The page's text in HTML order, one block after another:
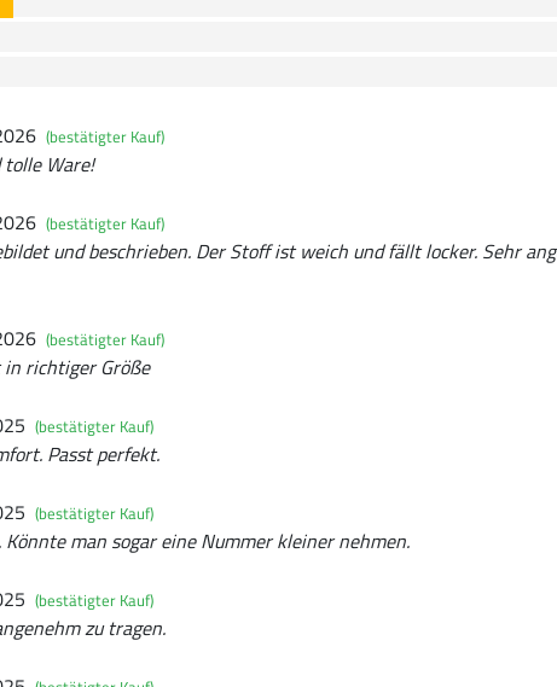
(bestätigter Kauf)
tolle Ware!
(bestätigter Kauf)
und beschrieben. Der Stoff ist weich und fällt locker. Sehr
(bestätigter Kauf)
richtiger Größe
(bestätigter Kauf)
Passt perfekt.
(bestätigter Kauf)
Könnte man sogar eine Nummer kleiner nehmen.
(bestätigter Kauf)
zu tragen.